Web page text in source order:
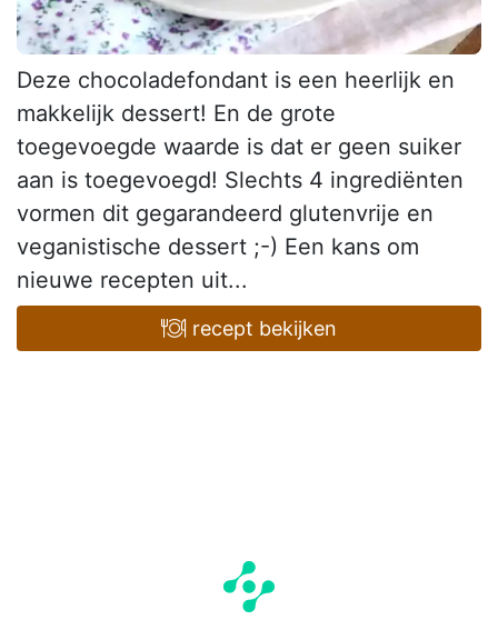
Deze chocoladefondant is een heerlijk en
makkelijk dessert! En de grote
toegevoegde waarde is dat er geen suiker
aan is toegevoegd! Slechts 4 ingrediënten
vormen dit gegarandeerd glutenvrije en
veganistische dessert ;-) Een kans om
nieuwe recepten uit...
recept bekijken